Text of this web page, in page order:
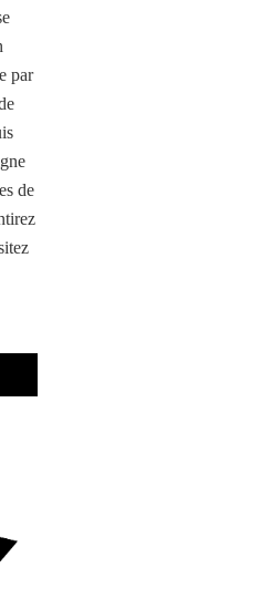
par
de